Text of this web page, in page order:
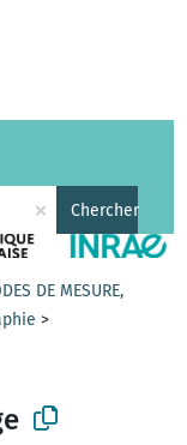
× Chercher
DE MESURE,
>